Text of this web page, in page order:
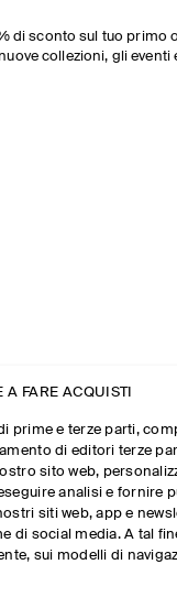
di sconto sul tuo primo
collezioni, gli eventi
FARE ACQUISTI
prime e terze parti,
di editori terze
sito web,
analisi e fornire
siti web, app e
di social media. A tal
sui modelli di